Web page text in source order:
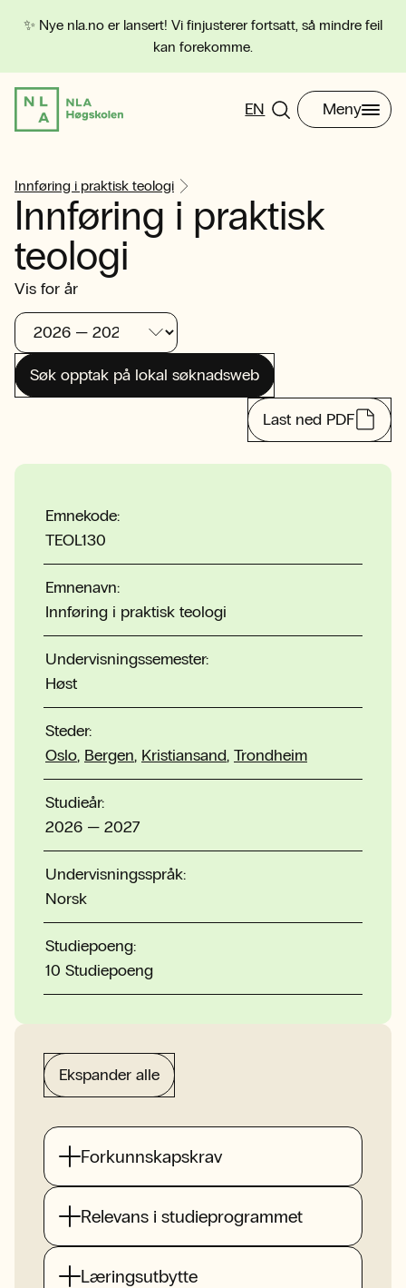
✨ Nye nla.no er lansert! Vi finjusterer fortsatt, så mindre feil
kan forekomme.
EN Meny
Innføring i praktisk teologi
Innføring i praktisk
teologi
Vis for år
Søk opptak på lokal søknadsweb
Last ned PDF
Emnekode:
TEOL130
Emnenavn:
Innføring i praktisk teologi
Undervisningssemester:
Høst
Steder:
Oslo, Bergen, Kristiansand, Trondheim
Studieår:
2026 — 2027
Undervisningsspråk:
Norsk
Studiepoeng:
10 Studiepoeng
Ekspander alle
Forkunnskapskrav
Relevans i studieprogrammet
Læringsutbytte